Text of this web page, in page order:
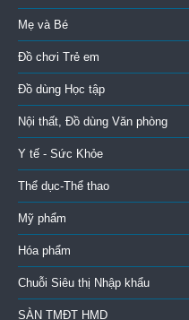
Mẹ và Bé
Đồ chơi Trẻ em
Đồ dùng Học tập
Nội thất, Đồ dùng Văn phòng
Y tế - Sức Khỏe
Thể dục-Thể thao
Mỹ phẩm
Hóa phẩm
Chuỗi Siêu thị Nhập khẩu
SÀN TMĐT HMD